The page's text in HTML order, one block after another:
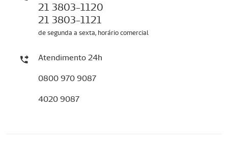
21 3803-1120
21 3803-1121
de segunda a sexta, horário comercial
Atendimento 24h
0800 970 9087
4020 9087